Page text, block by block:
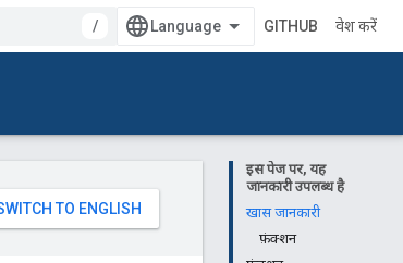
/ GITHUB प्रवेश करें
इस पेज पर, यह
जानकारी उपलब्ध है
खास जानकारी
फ़ंक्शन